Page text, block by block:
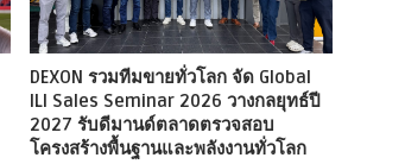
DEXON รวมทีมขายทั่วโลก จัด Global
ILI Sales Seminar 2026 วางกลยุทธ์ปี
2027 รับดีมานด์ตลาดตรวจสอบ
โครงสร้างพื้นฐานและพลังงานทั่วโลก